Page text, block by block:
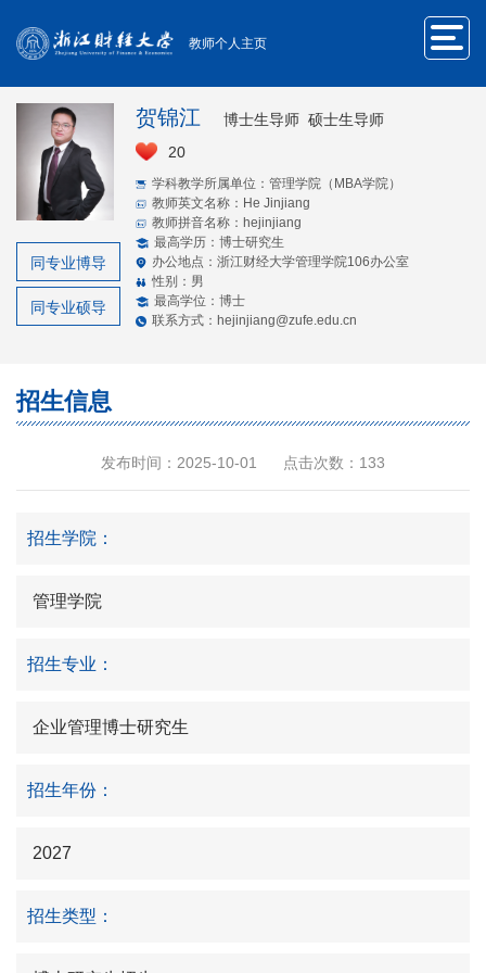
教师个人主页
贺锦江
博士生导师 硕士生导师
20
学科教学所属单位：管理学院（MBA学院）
教师英文名称：He Jinjiang
教师拼音名称：hejinjiang
最高学历：博士研究生
办公地点：浙江财经大学管理学院106办公室
性别：男
最高学位：博士
联系方式：hejinjiang@zufe.edu.cn
同专业博导
同专业硕导
招生信息
发布时间：2025-10-01 点击次数： 133
招生学院：
管理学院
招生专业：
企业管理博士研究生
招生年份：
2027
招生类型：